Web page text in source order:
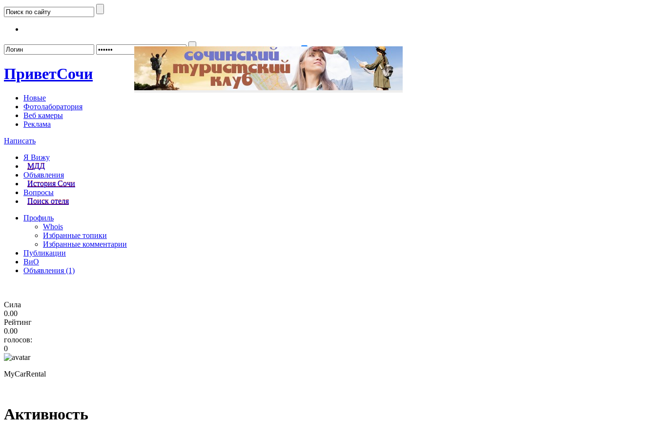
Забыли пароль? Регистрация
ПриветСочи
Новые
Фотолаборатория
Веб камеры
Реклама
Написать
Я Вижу
МДД
Объявления
История Сочи
Вопросы
Поиск отеля
Профиль
Whois
Избранные топики
Избранные комментарии
Публикации
ВиО
Объявления (1)
Сила
0.00
Рейтинг
0.00
голосов:
0
MyCarRental
Активность